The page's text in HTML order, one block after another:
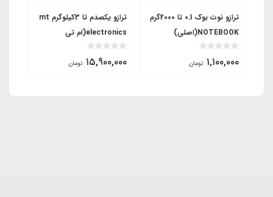
ترازو نوت بوک 0.1 تا 2000گرم
NOTEBOOK(اصلی)
۱,۱۰۰,۰۰۰ تومان
ترازو یکصدم تا 3کیلوگرم mt
electronics(ام تی
الکترونیک)
۱۵,۹۰۰,۰۰۰ تومان